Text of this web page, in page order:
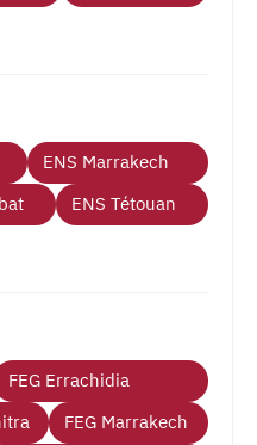
ENS Marrakech
ENS Tétouan
FEG Errachidia
FEG Marrakech